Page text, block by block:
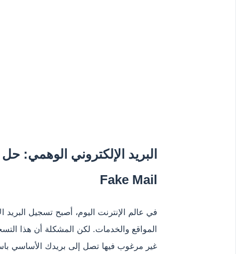
البريد الإلكتروني
Fake Mail
في عالم الإنترنت اليوم، أصبح تسجيل
المواقع والخدمات. لكن المشكلة أن هذا
غير مرغوب فيها تصل إلى بريدك الأساسي